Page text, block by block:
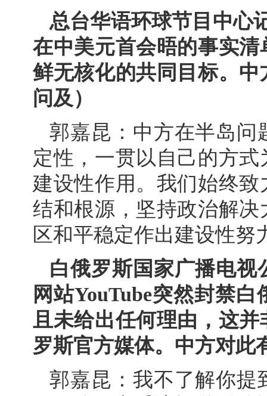
总台华语环球节目中心
在中美元首会晤的事实
鲜无核化的共同目标。
问及）
郭嘉昆：中方在半岛问
定性，一贯以自己的方
建设性作用。我们始终
结和根源，坚持政治解
区和平稳定作出建设性努
白俄罗斯国家广播电
网站YouTube突然封禁
且未给出任何理由，这
罗斯官方媒体。中方对此
郭嘉昆：我不了解你提